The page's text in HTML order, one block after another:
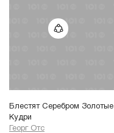
Блестят Серебром Золотые
Кудри
Георг Отс